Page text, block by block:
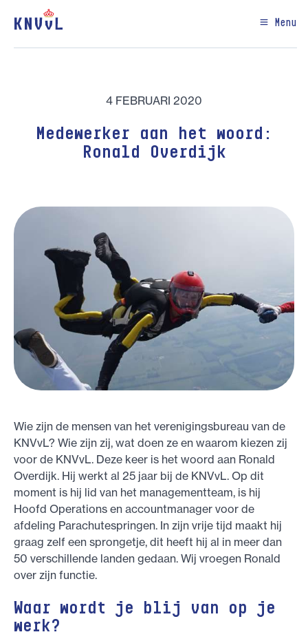
Menu
4 FEBRUARI 2020
Medewerker aan het woord:
Ronald Overdijk
Wie zijn de mensen van het verenigingsbureau van de
KNVvL? Wie zijn zij, wat doen ze en waarom kiezen zij
voor de KNVvL. Deze keer is het woord aan Ronald
Overdijk. Hij werkt al 25 jaar bij de KNVvL. Op dit
moment is hij lid van het managementteam, is hij
Hoofd Operations en accountmanager voor de
afdeling Parachutespringen. In zijn vrije tijd maakt hij
graag zelf een sprongetje, dit heeft hij al in meer dan
50 verschillende landen gedaan. Wij vroegen Ronald
over zijn functie.
Waar wordt je blij van op je
werk?